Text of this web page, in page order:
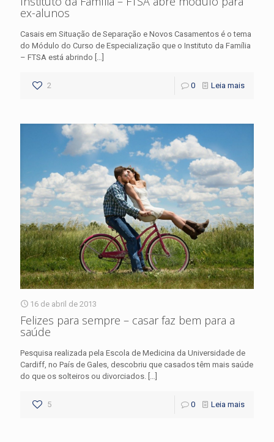
ex-alunos
Casais em Situação de Separação e Novos Casamentos é o tema
do Módulo do Curso de Especialização que o Instituto da Família
– FTSA está abrindo
2 0 Leia mais
16 de abril de 2013
Felizes para sempre – casar faz bem para a
saúde
Pesquisa realizada pela Escola de Medicina da Universidade de
Cardiff, no País de Gales, descobriu que casados têm mais saúde
do que os solteiros ou divorciados. […]
5 0 Leia mais